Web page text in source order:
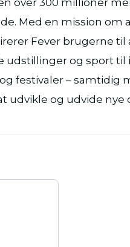
Med en mission
Fever brugerne til
udstillinger og sport til
festivaler – samtidig
udvikle og udvide nye